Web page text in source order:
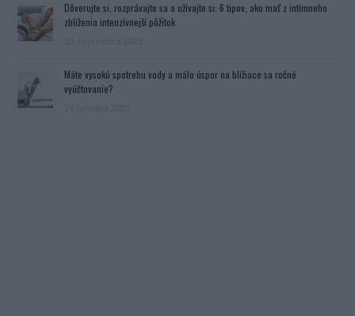
Dôverujte si, rozprávajte sa a užívajte si: 6 tipov, ako mať z intímneho
zblíženia intenzívnejší pôžitok
Máte vysokú spotrebu vody a málo úspor na blížiace sa ročné
vyúčtovanie?